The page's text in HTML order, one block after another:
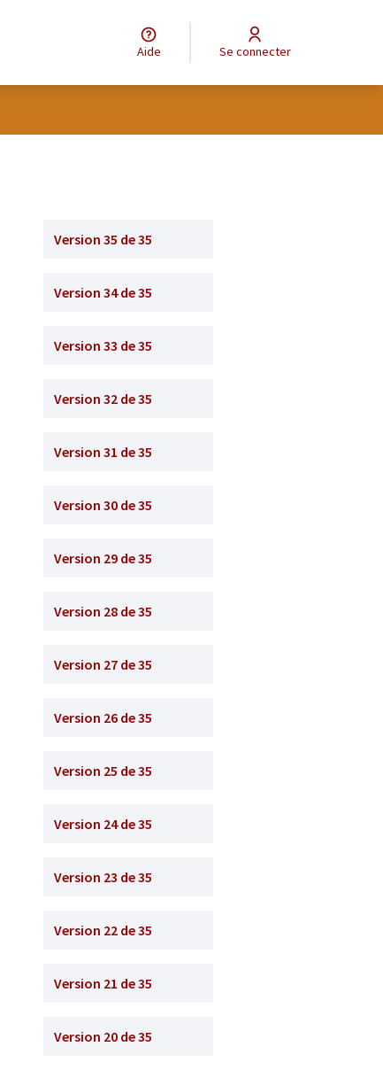
Aide Se connecter
Version 35 de 35
Version 34 de 35
Version 33 de 35
Version 32 de 35
Version 31 de 35
Version 30 de 35
Version 29 de 35
Version 28 de 35
Version 27 de 35
Version 26 de 35
Version 25 de 35
Version 24 de 35
Version 23 de 35
Version 22 de 35
Version 21 de 35
Version 20 de 35